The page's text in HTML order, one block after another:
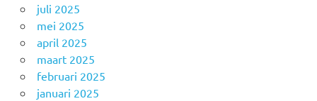
juli 2025
mei 2025
april 2025
maart 2025
februari 2025
januari 2025